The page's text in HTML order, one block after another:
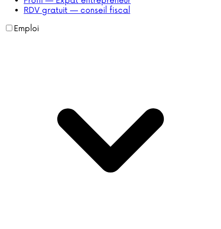
RDV gratuit — conseil fiscal
Emploi